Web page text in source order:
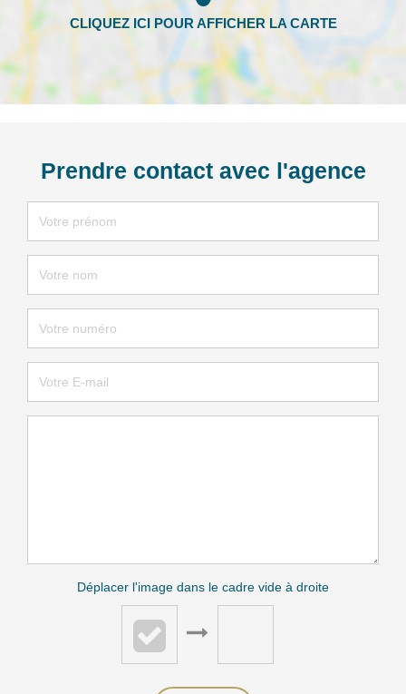
Prendre contact avec l'agence
Déplacer l'image dans le cadre vide à droite